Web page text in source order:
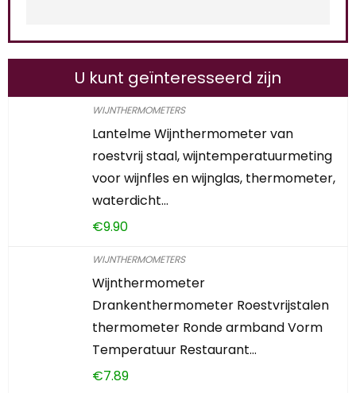
U kunt geïnteresseerd zijn
WIJNTHERMOMETERS
Lantelme Wijnthermometer van
roestvrij staal, wijntemperatuurmeting
voor wijnfles en wijnglas, thermometer,
waterdicht…
€9.90
WIJNTHERMOMETERS
Wijnthermometer
Drankenthermometer Roestvrijstalen
thermometer Ronde armband Vorm
Temperatuur Restaurant…
€7.89